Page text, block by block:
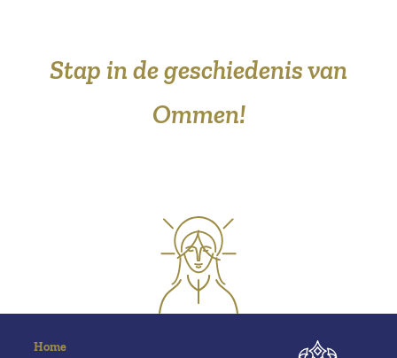
Stap in de geschiedenis van
Ommen!
Home